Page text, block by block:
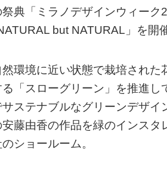
典「ミラノデザインウィーク
but NATURAL」を開
環境に近い状態で栽培された
「スローグリーン」を推進し
ステナブルなグリーンデザイ
藤由香の作品を緑のインスタ
ショールーム。